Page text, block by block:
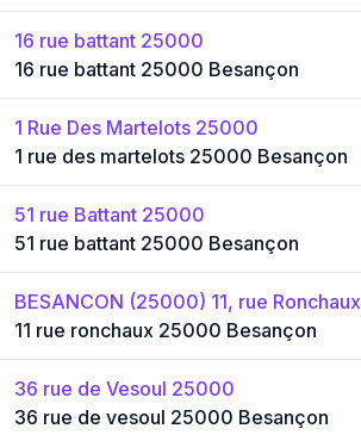
16 rue battant 25000
16 rue battant 25000 Besançon
1 Rue Des Martelots 25000
1 rue des martelots 25000 Besançon
51 rue Battant 25000
51 rue battant 25000 Besançon
BESANCON (25000) 11, rue Ronchaux
11 rue ronchaux 25000 Besançon
36 rue de Vesoul 25000
36 rue de vesoul 25000 Besançon